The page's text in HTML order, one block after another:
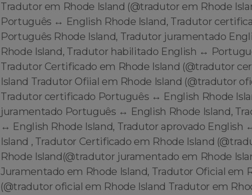
Tradutor em Rhode Island (@tradutor em Rhode
Português ↔️ English Rhode Island, Tradutor
Português Rhode Island, Tradutor juramentado
Rhode Island, Tradutor habilitado English ↔️
Tradutor Certificado em Rhode Island (@tradutor
Island Tradutor Ofiial em Rhode Island (@tradutor
Tradutor certificado Português ↔️ English Rhode
juramentado Português ↔️ English Rhode Island,
↔️ English Rhode Island, Tradutor aprovado English
Island , Tradutor Certificado em Rhode Island
Rhode Island(@tradutor juramentado em Rhode
Juramentado em Rhode Island, Tradutor Oficial em
(@tradutor oficial em Rhode Island Tradutor em